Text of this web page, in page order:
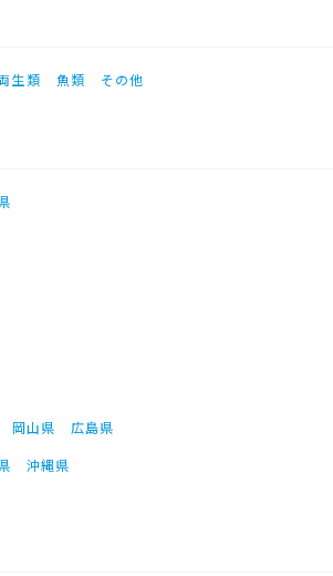
生類 魚類 その他
岡山県
広島県
沖縄県